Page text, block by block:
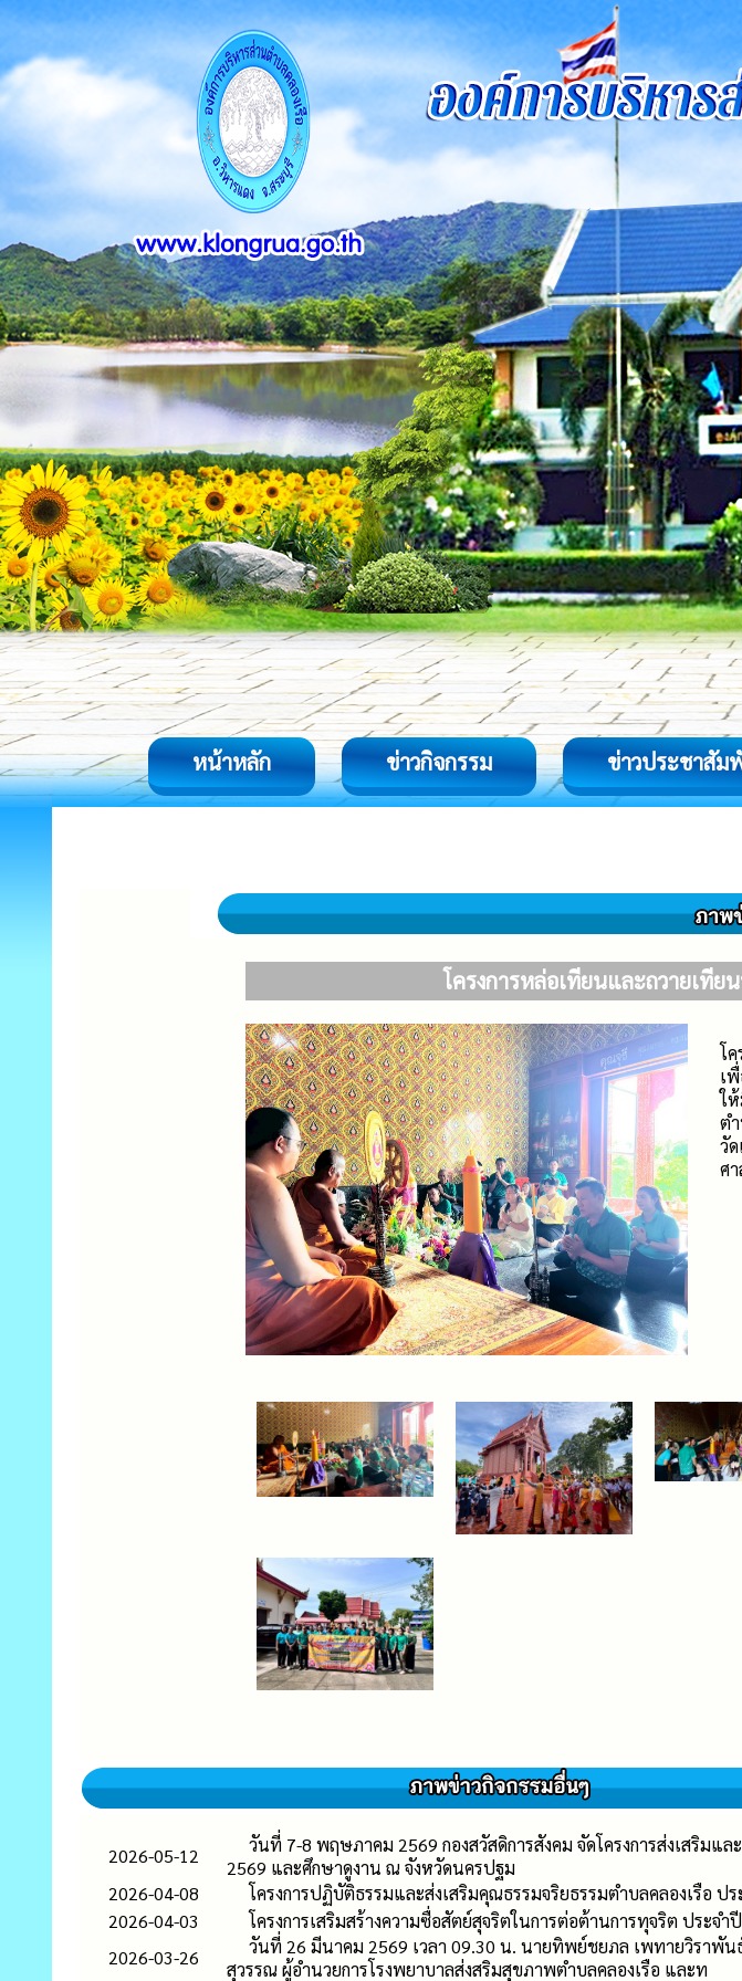
หน้าหลัก ข่าวกิจกรรม ข่าวประชาสัม
โครงการหล่อเทียนและถวายเที
โ
เ
ใ
ต
วั
ศ
2026-05-12
วันที่ 7-8 พฤษภาคม 2569 กองสวัสดิการสังคม จัดโครงการส่งเสริม
2569 และศึกษาดูงาน ณ จังหวัดนครปฐม
2026-04-08
โครงการปฏิบัติธรรมและส่งเสริมคุณธรรมจริยธรรมตำบลคลองเรือ ป
2026-04-03
โครงการเสริมสร้างความซื่อสัตย์สุจริตในการต่อต้านการทุจริต ประจ
2026-03-26
วันที่ 26 มีนาคม 2569 เวลา 09.30 น. นายทิพย์ชยภล เพทายวิราพัน
สุวรรณ ผู้อำนวยการโรงพยาบาลส่งสริมสุขภาพตำบลคลองเรือ และท